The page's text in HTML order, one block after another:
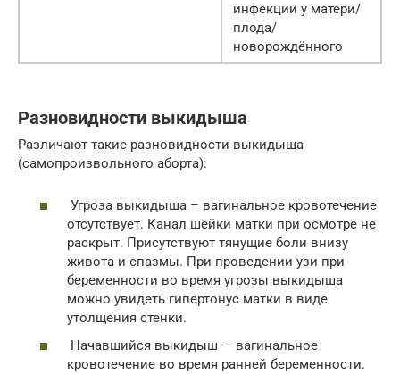
инфекции у матери/
плода/
новорождённого
Разновидности выкидыша
Различают такие разновидности выкидыша
(самопроизвольного аборта):
Угроза выкидыша – вагинальное кровотечение
отсутствует. Канал шейки матки при осмотре не
раскрыт. Присутствуют тянущие боли внизу
живота и спазмы. При проведении узи при
беременности во время угрозы выкидыша
можно увидеть гипертонус матки в виде
утолщения стенки.
Начавшийся выкидыш — вагинальное
кровотечение во время ранней беременности.